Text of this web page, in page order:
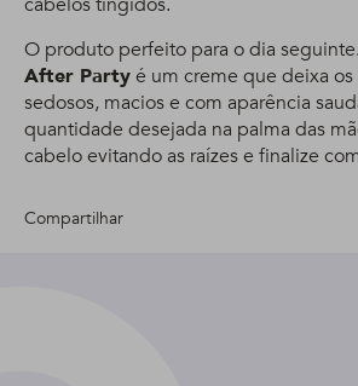
O produto perfeito para o dia seguinte.
After Partyé um creme que deixa
sedosos, macios e com aparência
quantidade desejada na palma das
cabelo evitando as raízes e finalize
Compartilhar